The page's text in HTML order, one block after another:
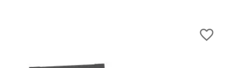
favorite_border